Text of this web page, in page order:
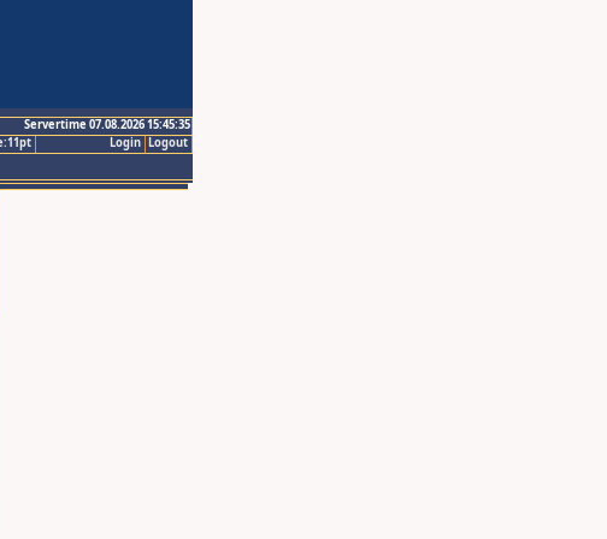
Servertime 07.08.2026 15:45:35
Logout
Login